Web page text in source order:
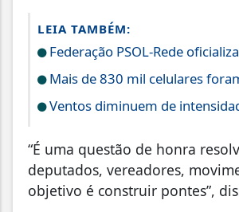
LEIA TAMBÉM:
Federação PSOL-Rede
Mais de 830 mil celulares
Ventos diminuem de
“É uma questão de honra
deputados, vereadores,
objetivo é construir pontes”,